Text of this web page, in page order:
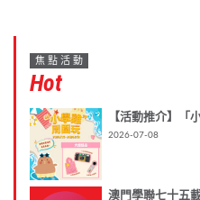
焦點活動
Hot
【活動推介】「
2026-07-08
澳門學聯七十五